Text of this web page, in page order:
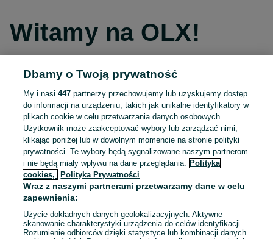
Witamy na OLX!
Kontynuuj przez Facebooka
Kontynuuj przez konto Apple
Kontynuuj przez konto Google
LUB
Dbamy o Twoją prywatność
My i nasi447 partnerzy przechowujemy lub uzyskujemy dostęp
do informacji na urządzeniu, takich jak unikalne identyfikatory w
plikach cookie w celu przetwarzania danych osobowych.
Użytkownik może zaakceptować wybory lub zarządzać nimi,
klikając poniżej lub w dowolnym momencie na stronie polityki
prywatności. Te wybory będą sygnalizowane naszym partnerom
i nie będą miały wpływu na dane przeglądania.
Polityka
cookies,
Polityka Prywatności
Wraz z naszymi partnerami przetwarzamy dane w celu
zapewnienia:
Użycie dokładnych danych geolokalizacyjnych. Aktywne
skanowanie charakterystyki urządzenia do celów identyfikacji.
Rozumienie odbiorców dzięki statystyce lub kombinacji danych